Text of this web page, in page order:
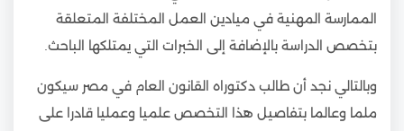
الممارسة المهنية في ميادين العمل المختلفة المتعلقة
بتخصص الدراسة بالإضافة إلى الخبرات التي يمتلكها الباحث.
وبالتالي نجد أن طالب دكتوراه القانون العام في مصر سيكون
ملما وعالما بتفاصيل هذا التخصص علميا وعمليا قادرا على